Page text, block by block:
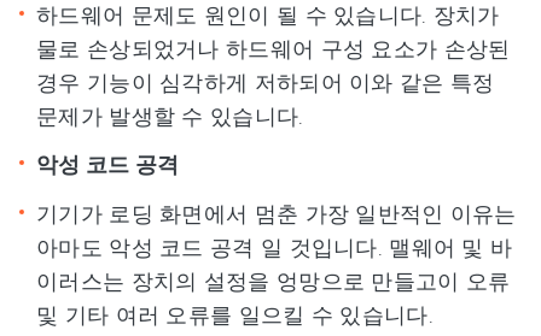
하드웨어 문제도 원인이 될 수 있습니다. 장치가
물로 손상되었거나 하드웨어 구성 요소가 손상된
경우 기능이 심각하게 저하되어 이와 같은 특정
문제가 발생할 수 있습니다.
악성 코드 공격
기기가 로딩 화면에서 멈춘 가장 일반적인 이유는
아마도 악성 코드 공격 일 것입니다. 맬웨어 및 바
이러스는 장치의 설정을 엉망으로 만들고이 오류
및 기타 여러 오류를 일으킬 수 있습니다.